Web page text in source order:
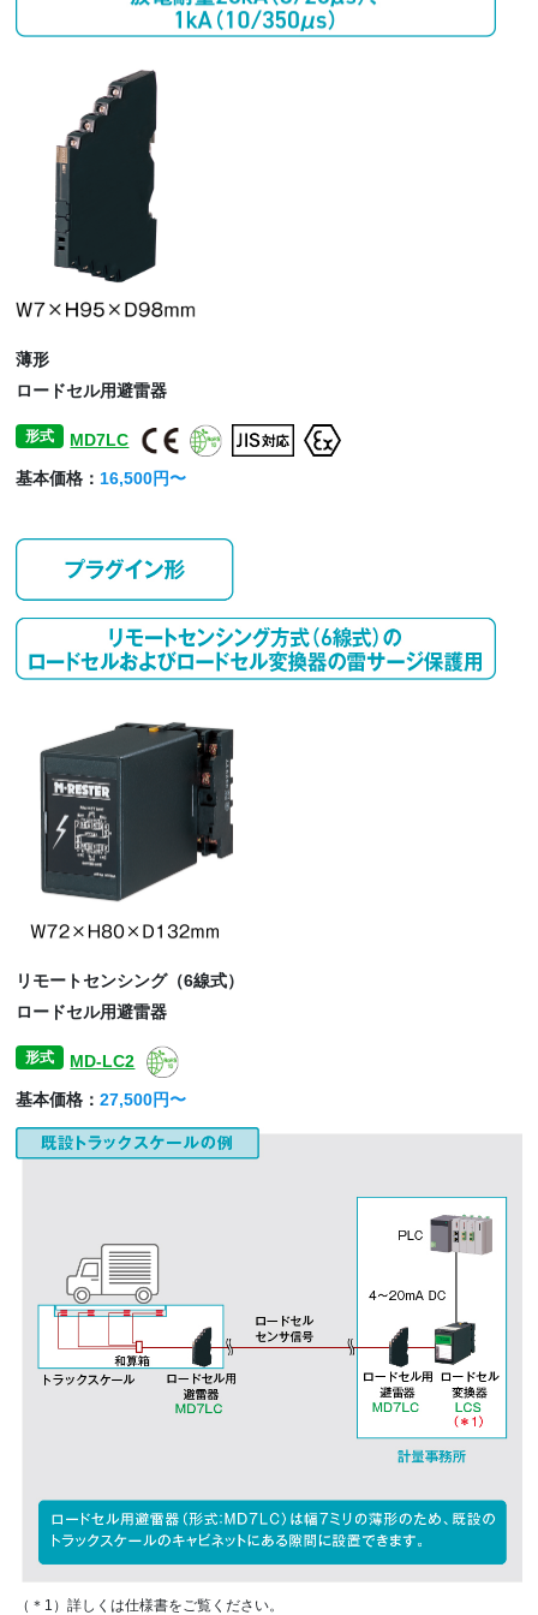
薄形
ロードセル用避雷器
形式
MD7LC
基本価格：16,500円〜
リモートセンシング（6線式）
ロードセル用避雷器
形式
MD-LC2
基本価格：27,500円〜
（＊1）詳しくは仕様書をご覧ください。